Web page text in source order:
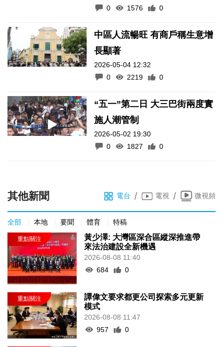
0
1576 0
中區人流暢旺 有商戶稱生意增
長顯著
2026-05-04 12:32
0
2219 0
“五一”第二日 大三巴街兩度實
施人潮管制
2026-05-02 19:30
0
1827 0
其他新聞 電台 / 電視 / 微視頻
全部 本地 要聞 體育 特稿
黃少澤: 大灣區深合區縱深推進帶
來法治建設全新機遇
2026-08-08 11:40
684
0
譚偉文要求都更公司探索多元更新
模式
2026-08-08 11:47
957
0